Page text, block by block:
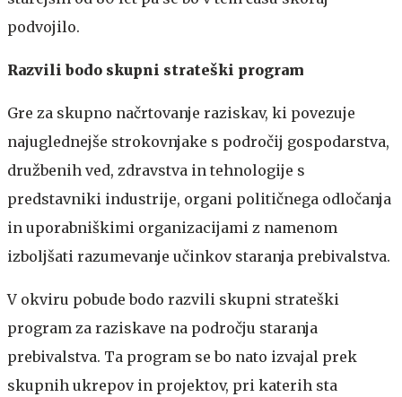
podvojilo.
Razvili bodo skupni strateški program
Gre za skupno načrtovanje raziskav, ki povezuje
najuglednejše strokovnjake s področij gospodarstva,
družbenih ved, zdravstva in tehnologije s
predstavniki industrije, organi političnega odločanja
in uporabniškimi organizacijami z namenom
izboljšati razumevanje učinkov staranja prebivalstva.
V okviru pobude bodo razvili skupni strateški
program za raziskave na področju staranja
prebivalstva. Ta program se bo nato izvajal prek
skupnih ukrepov in projektov, pri katerih sta